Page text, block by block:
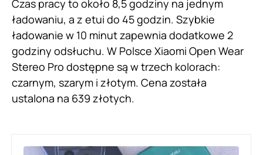
Czas pracy to około 8,5 godziny na jednym
ładowaniu, a z etui do 45 godzin. Szybkie
ładowanie w 10 minut zapewnia dodatkowe 2
godziny odsłuchu. W Polsce Xiaomi Open Wear
Stereo Pro dostępne są w trzech kolorach:
czarnym, szarym i złotym. Cena została
ustalona na 639 złotych.